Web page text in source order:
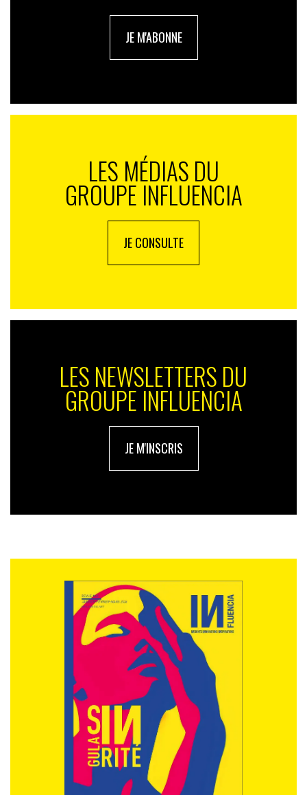
nos envies et ainsi accompagner un changement utile
Article tiré de la revue N°13 consacrée à « l’influence »
JE M'ABONNE
LES MÉDIAS DU
GROUPE INFLUENCIA
JE CONSULTE
LES NEWSLETTERS DU
GROUPE INFLUENCIA
JE M'INSCRIS